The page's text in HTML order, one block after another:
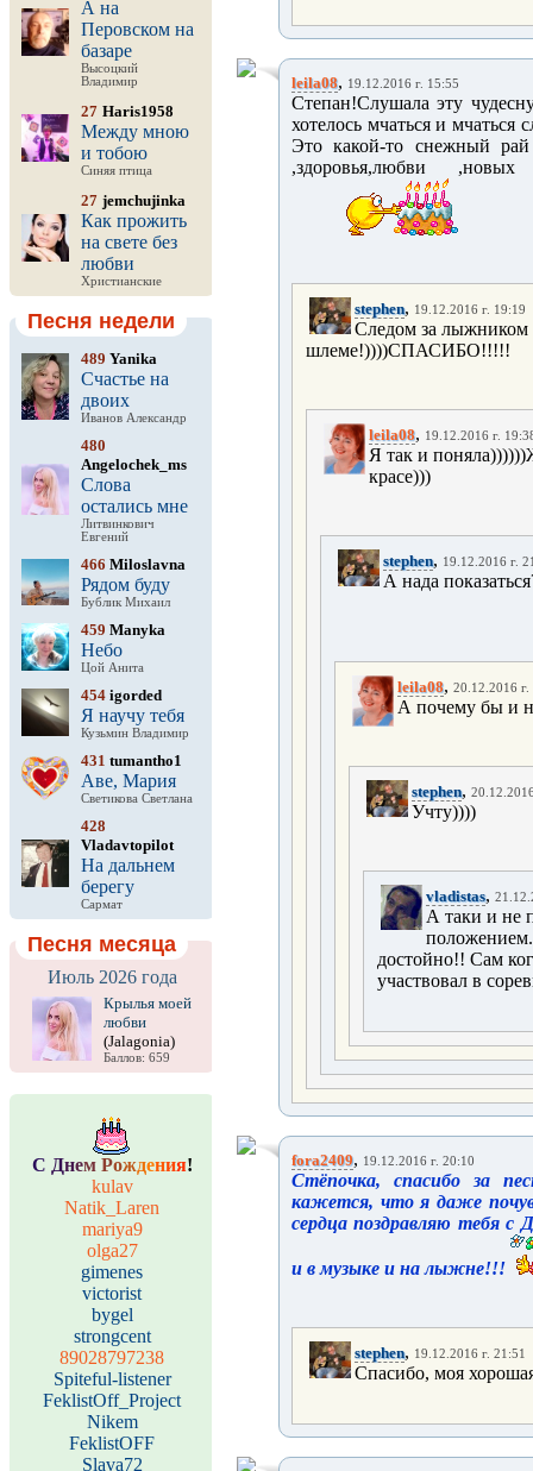
А на
Перовском на
базаре
Высоцкий
Владимир
27 Haris1958
Между мною
и тобою
Синяя птица
27 jemchujinka
Как прожить
на свете без
любви
Христианские
Песня недели
489 Yanika
Счастье на
двоих
Иванов Александр
480
Angelochek_ms
Слова
остались мне
Литвинкович
Евгений
466 Miloslavna
Рядом буду
Бублик Михаил
459 Manyka
Небо
Цой Анита
454 igorded
Я научу тебя
Кузьмин Владимир
431 tumantho1
Аве, Мария
Светикова Светлана
428
Vladavtopilot
На дальнем
берегу
Сармат
Песня месяца
Июль 2026 года
Крылья моей
любви
(Jalagonia)
Баллов: 659
С Днем Рождения!
kulav
Natik_Laren
mariya9
olga27
gimenes
victorist
bygel
strongcent
89028797238
Spiteful-listener
FeklistOff_Project
Nikem
FeklistOFF
Slava72
leila08, 19.12.2016 г. 15:55
Степан!Слушала эту
хотелось мчаться и
Это какой-то снежный рай
,здоровья,любви
stephen, 19.12.2016 г. 19:19
Следом за лыжником
шлеме!))))СПАСИБО!!!!!
leila08, 19.12.2016 г.
Я так и
красе)))
stephen, 19.12.2016 г.
А нада
leila08, 20.12.2016 г.
А почему бы и
stephen,
Учту))))
vladistas,
А таки и не
достойно!! Сам
участвовал в
fora2409, 19.12.2016 г. 20:10
Стёпочка, спасибо за
кажется, что я даже
сердца поздравляю тебя с
и в музыке и на лыжне!!!
stephen, 19.12.2016 г. 21:51
Спасибо, моя